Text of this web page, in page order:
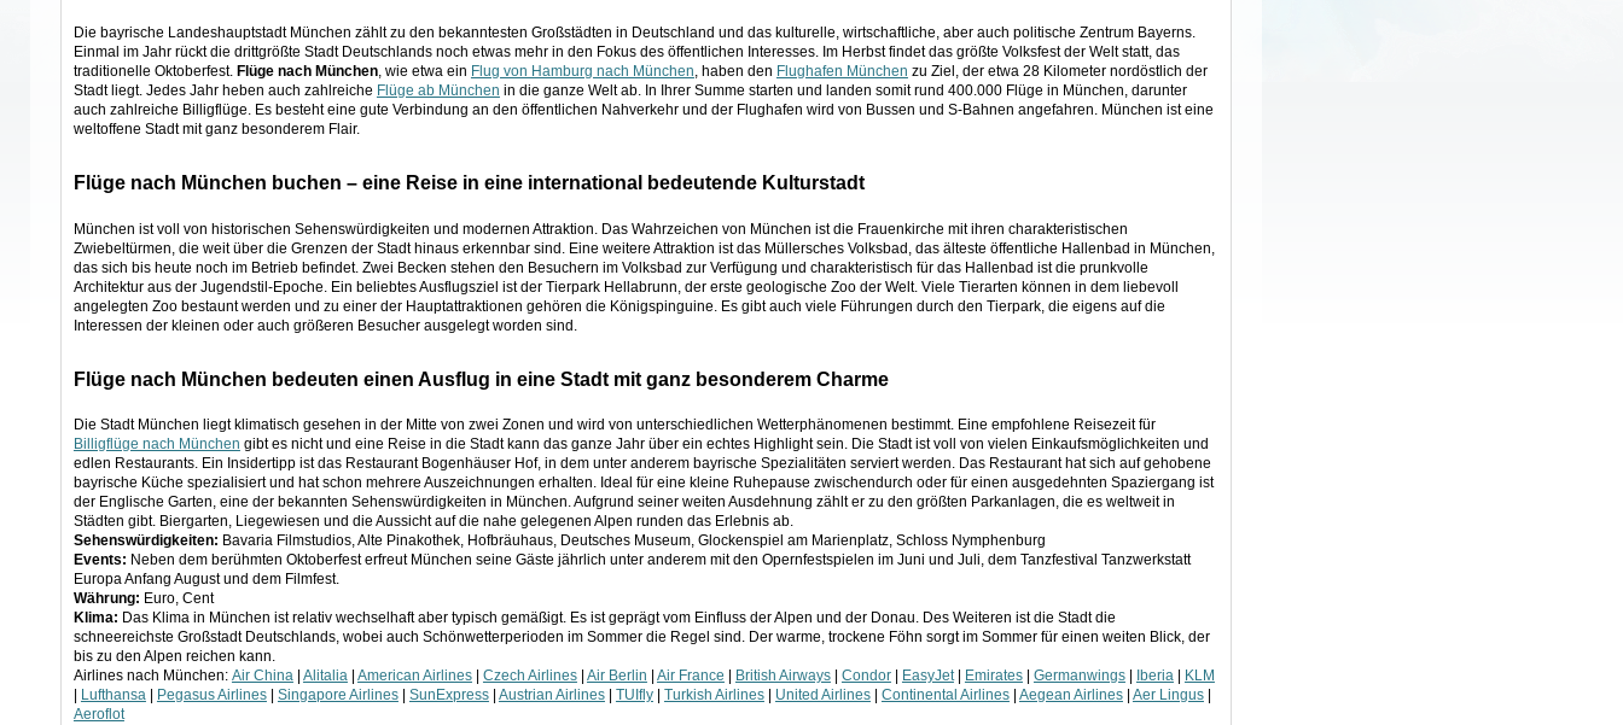
Die bayrische Landeshauptstadt München zählt zu den bekanntesten Großstädten in Deutschland und das kulturelle, wirtschaftliche, aber auch politische Zentrum Bayerns.
Einmal im Jahr rückt die drittgrößte Stadt Deutschlands noch etwas mehr in den Fokus des öffentlichen Interesses. Im Herbst findet das größte Volksfest der Welt statt, das
traditionelle Oktoberfest. Flüge nach München, wie etwa ein Flug von Hamburg nach München, haben den Flughafen München zu Ziel, der etwa 28 Kilometer nordöstlich der
Stadt liegt. Jedes Jahr heben auch zahlreiche Flüge ab München in die ganze Welt ab. In Ihrer Summe starten und landen somit rund 400.000 Flüge in München, darunter
auch zahlreiche Billigflüge. Es besteht eine gute Verbindung an den öffentlichen Nahverkehr und der Flughafen wird von Bussen und S-Bahnen angefahren. München ist eine
weltoffene Stadt mit ganz besonderem Flair.
Flüge nach München buchen – eine Reise in eine international bedeutende Kulturstadt
München ist voll von historischen Sehenswürdigkeiten und modernen Attraktion. Das Wahrzeichen von München ist die Frauenkirche mit ihren charakteristischen
Zwiebeltürmen, die weit über die Grenzen der Stadt hinaus erkennbar sind. Eine weitere Attraktion ist das Müllersches Volksbad, das älteste öffentliche Hallenbad in München,
das sich bis heute noch im Betrieb befindet. Zwei Becken stehen den Besuchern im Volksbad zur Verfügung und charakteristisch für das Hallenbad ist die prunkvolle
Architektur aus der Jugendstil-Epoche. Ein beliebtes Ausflugsziel ist der Tierpark Hellabrunn, der erste geologische Zoo der Welt. Viele Tierarten können in dem liebevoll
angelegten Zoo bestaunt werden und zu einer der Hauptattraktionen gehören die Königspinguine. Es gibt auch viele Führungen durch den Tierpark, die eigens auf die
Interessen der kleinen oder auch größeren Besucher ausgelegt worden sind.
Flüge nach München bedeuten einen Ausflug in eine Stadt mit ganz besonderem Charme
Die Stadt München liegt klimatisch gesehen in der Mitte von zwei Zonen und wird von unterschiedlichen Wetterphänomenen bestimmt. Eine empfohlene Reisezeit für
Billigflüge nach München gibt es nicht und eine Reise in die Stadt kann das ganze Jahr über ein echtes Highlight sein. Die Stadt ist voll von vielen Einkaufsmöglichkeiten und
edlen Restaurants. Ein Insidertipp ist das Restaurant Bogenhäuser Hof, in dem unter anderem bayrische Spezialitäten serviert werden. Das Restaurant hat sich auf gehobene
bayrische Küche spezialisiert und hat schon mehrere Auszeichnungen erhalten. Ideal für eine kleine Ruhepause zwischendurch oder für einen ausgedehnten Spaziergang ist
der Englische Garten, eine der bekannten Sehenswürdigkeiten in München. Aufgrund seiner weiten Ausdehnung zählt er zu den größten Parkanlagen, die es weltweit in
Städten gibt. Biergarten, Liegewiesen und die Aussicht auf die nahe gelegenen Alpen runden das Erlebnis ab.
Sehenswürdigkeiten: Bavaria Filmstudios, Alte Pinakothek, Hofbräuhaus, Deutsches Museum, Glockenspiel am Marienplatz, Schloss Nymphenburg
Events: Neben dem berühmten Oktoberfest erfreut München seine Gäste jährlich unter anderem mit den Opernfestspielen im Juni und Juli, dem Tanzfestival Tanzwerkstatt
Europa Anfang August und dem Filmfest.
Währung: Euro, Cent
Klima: Das Klima in München ist relativ wechselhaft aber typisch gemäßigt. Es ist geprägt vom Einfluss der Alpen und der Donau. Des Weiteren ist die Stadt die
schneereichste Großstadt Deutschlands, wobei auch Schönwetterperioden im Sommer die Regel sind. Der warme, trockene Föhn sorgt im Sommer für einen weiten Blick, der
bis zu den Alpen reichen kann.
Airlines nach München: Air China| Alitalia| American Airlines| Czech Airlines| Air Berlin Air France British Airways| Condor| EasyJet| Emirates| Germanwings| Iberia|
KLM
Lufthansa| Pegasus Airlines| Singapore Airlines| SunExpress| Austrian Airlines| TUIfly| Turkish Airlines| United Airlines| Continental Airlines| Aegean Airlines| Aer Lingus|
Aeroflot